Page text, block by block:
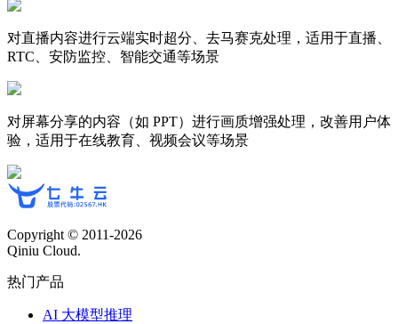
对直播内容进行云端实时超分、去马赛克处理，适用于直播、
RTC、安防监控、智能交通等场景
对屏幕分享的内容（如 PPT）进行画质增强处理，改善用户体
验，适用于在线教育、视频会议等场景
Copyright © 2011-2026
Qiniu Cloud.
热门产品
AI 大模型推理